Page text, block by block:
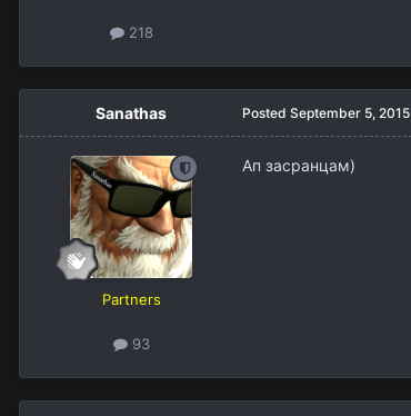
218
Sanathas
Partners
93
Posted September 5, 2015
Ап засранцам)